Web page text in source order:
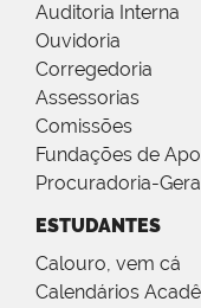
Auditoria Interna
Ouvidoria
Corregedoria
Assessorias
Comissões
Fundações de
Procuradoria-
ESTUDANTES
Calouro, vem cá
Calendários